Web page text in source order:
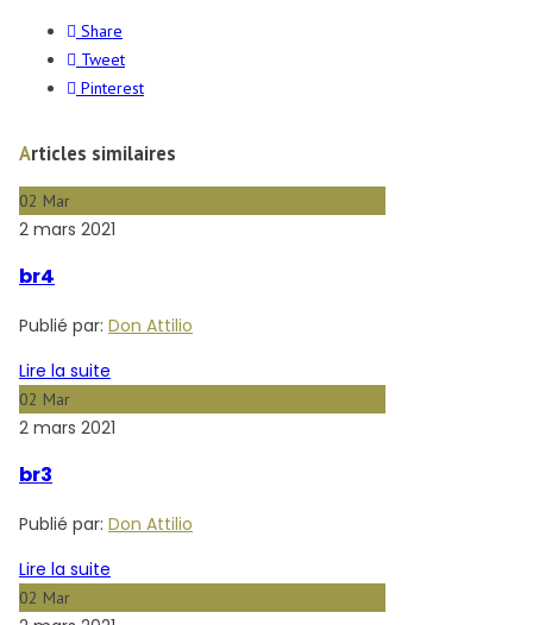
Share
Tweet
Pinterest
Articles similaires
02 Mar
2 mars 2021
br4
Publié par: Don Attilio
Lire la suite
02 Mar
2 mars 2021
br3
Publié par: Don Attilio
Lire la suite
02 Mar